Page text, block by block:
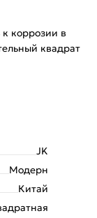
коррозии в
квадрат
JK
Модерн
Китай